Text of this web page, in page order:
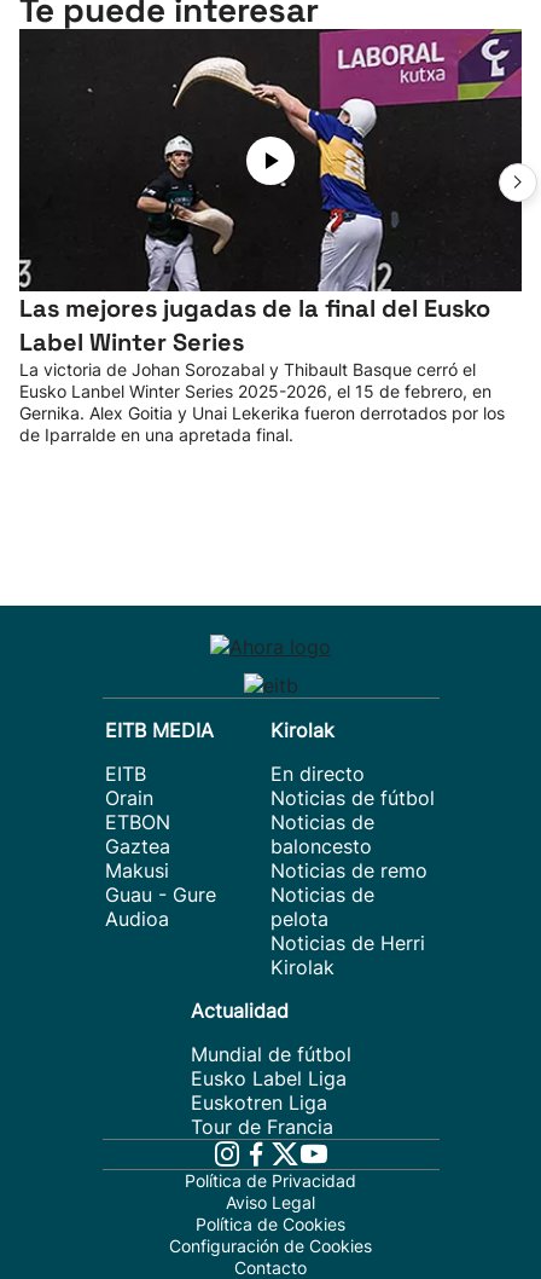
Te puede interesar
Las mejores jugadas de la final del Eusko
Label Winter Series
La victoria de Johan Sorozabal y Thibault Basque cerró el
Eusko Lanbel Winter Series 2025-2026, el 15 de febrero, en
Gernika. Alex Goitia y Unai Lekerika fueron derrotados por los
de Iparralde en una apretada final.
EITB MEDIA
EITB
Orain
ETBON
Gaztea
Makusi
Guau - Gure
Audioa
Kirolak
En directo
Noticias de fútbol
Noticias de
baloncesto
Noticias de remo
Noticias de
pelota
Noticias de Herri
Kirolak
Actualidad
Mundial de fútbol
Eusko Label Liga
Euskotren Liga
Tour de Francia
Política de Privacidad
Aviso Legal
Política de Cookies
Configuración de Cookies
Contacto